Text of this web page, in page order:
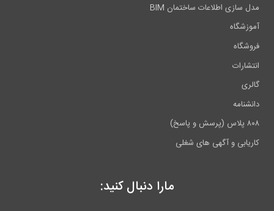
مدل سازی اطلاعات ساختمان BIM
آموزشگاه
فروشگاه
انتشارات
گالری
دانشنامه
۸۰۸ پلاس (پرسش و پاسخ)
کاریابی و آگهی های شغلی
مارا دنبال کنید: